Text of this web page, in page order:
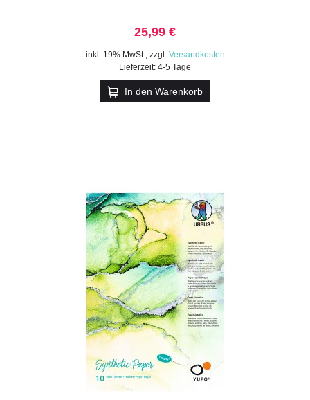
25,99 €
inkl. 19% MwSt., zzgl. Versandkosten
Lieferzeit: 4-5 Tage
In den Warenkorb